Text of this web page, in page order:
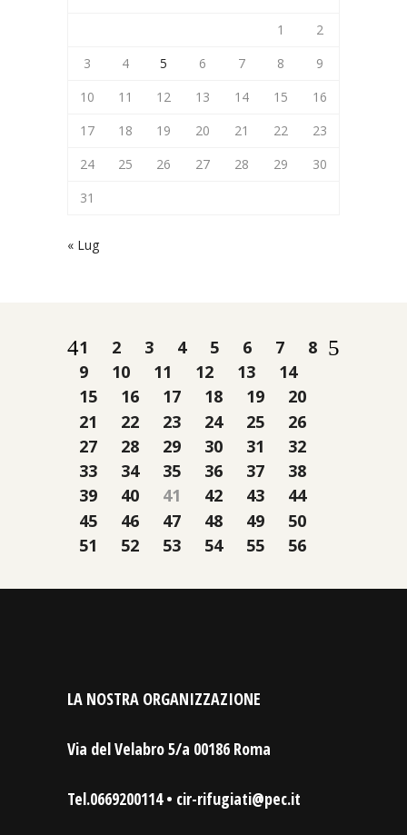
1
2
3
4 5 6 7 8
9
10
11 12 13 14 15
16
17
18 19 20 21 22
23
24
25 26 27 28 29
30
31
« Lug
1 2 3 4 5 6 7
8
9
10 11 12 13
14
15
16 17 18 19
20
21
22 23 24 25
26
27
28 29 30 31
32
33
34 35 36 37
38
39
40 41 42 43
44
45
46 47 48 49
50
51
52 53 54 55 56
LA NOSTRA ORGANIZZAZIONE
Via del Velabro 5/a 00186 Roma
Tel.0669200114 • cir-rifugiati@pec.it